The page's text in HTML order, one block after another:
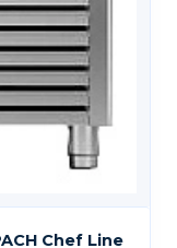
Chef Line